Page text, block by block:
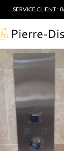
SERVICE CLIENT :